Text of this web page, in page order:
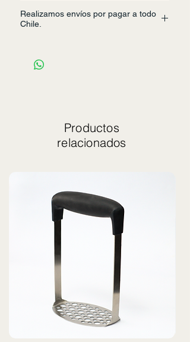
cantidades de stock, al correo:
weltunchef525@gmail.com.
Realizamos envíos por pagar a todo
Chile.
Productos
relacionados